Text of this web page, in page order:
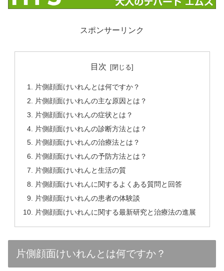
スポンサーリンク
目次
片側顔面けいれんとは何ですか？
片側顔面けいれんの主な原因とは？
片側顔面けいれんの症状とは？
片側顔面けいれんの診断方法とは？
片側顔面けいれんの治療法とは？
片側顔面けいれんの予防方法とは？
片側顔面けいれんと生活の質
片側顔面けいれんに関するよくある質問と回答
片側顔面けいれんの患者の体験談
片側顔面けいれんに関する最新研究と治療法の進展
片側顔面けいれんとは何ですか？